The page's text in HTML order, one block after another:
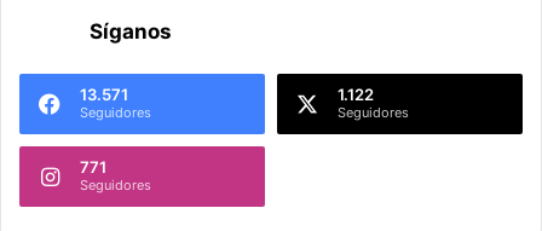
Síganos
13.571
Seguidores
1.122
Seguidores
771
Seguidores